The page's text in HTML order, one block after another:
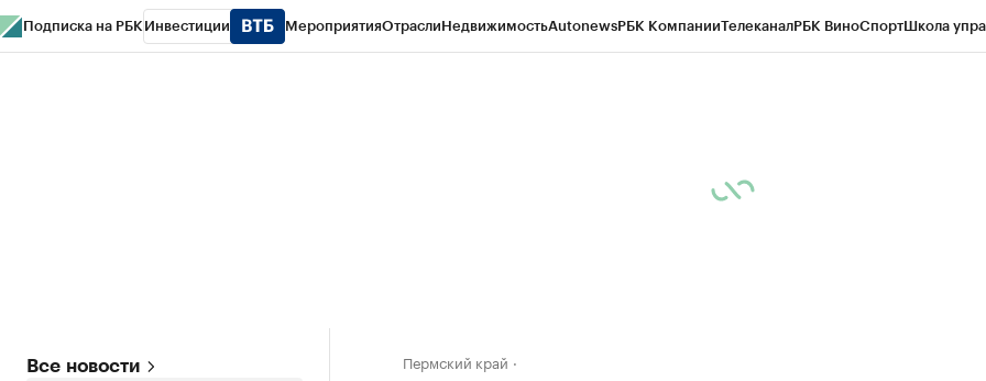
Подписка на РБК Инвестиции МероприятияОтраслиНедвижимостьAutonewsРБК КомпанииТелеканалРБК ВиноСпортШкола
Все новости Пермский край